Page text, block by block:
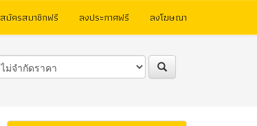
สมัครสมาชิกฟรี ลงประกาศฟรี ลงโฆษณา